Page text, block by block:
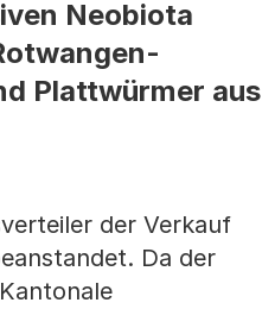
Neobiota
Plattwürmer aus
der Verkauf
Da der